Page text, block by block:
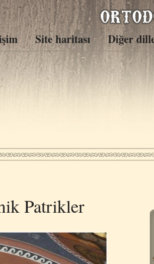
Site haritası Diğer
Patrikler